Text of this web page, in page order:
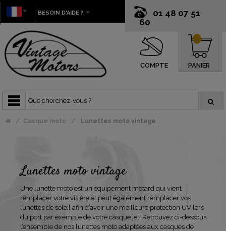
01 48 07 51
60
BESOIN D'AIDE ?
COMPTE PANIER
0
Casque moto Lunettes moto vintage
Lunettes moto vintage
Une lunette moto est un équipement motard qui vient
remplacer votre visière et peut également remplacer vos
lunettes de soleil afin d’avoir une meilleure protection UV lors
du port par exemple de votre casque jet. Retrouvez ci-dessous
l’ensemble de nos lunettes moto adaptées aux casques de